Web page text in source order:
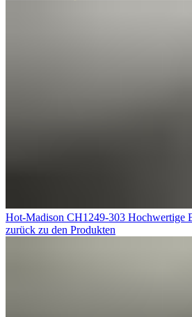
Hot-Madison CH1249-303 Hochwertige
zurück zu den Produkten